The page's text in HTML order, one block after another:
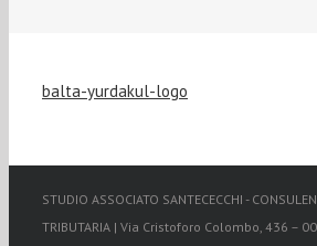
balta-yurdakul-logo
STUDIO ASSOCIATO SANTECECCHI -
TRIBUTARIA | Via Cristoforo Colombo, 436 –